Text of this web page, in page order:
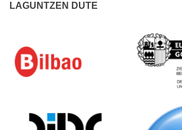
LAGUNTZEN DUTE